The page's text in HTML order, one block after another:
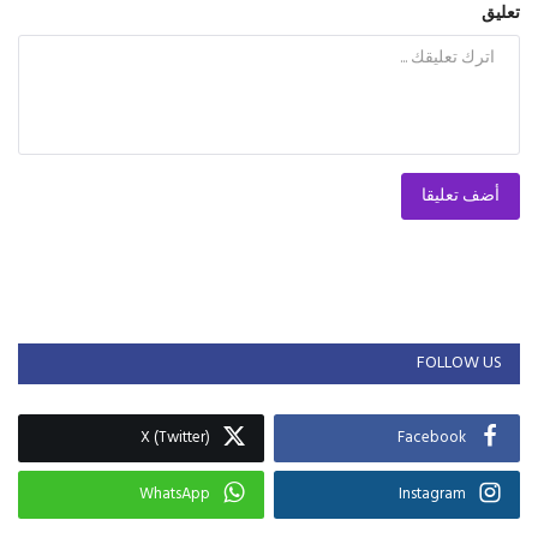
تعليق
أضف تعليقا
FOLLOW US
Facebook
X (Twitter)
Instagram
WhatsApp